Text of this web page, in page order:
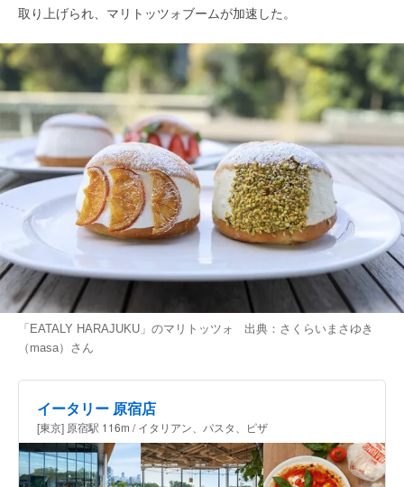
取り上げられ、マリトッツォブームが加速した。
「EATALY HARAJUKU」のマリトッツォ 出典： さくらいまさゆき
（masa） さん
イータリー 原宿店
[東京] 原宿駅 116m / イタリアン、パスタ、ピザ